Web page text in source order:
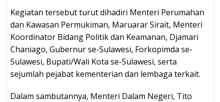
Kegiatan tersebut turut dihadiri Menteri Perumahan
dan Kawasan Permukiman, Maruarar Sirait, Menteri
Koordinator Bidang Politik dan Keamanan, Djamari
Chaniago, Gubernur se-Sulawesi, Forkopimda se-
Sulawesi, Bupati/Wali Kota se-Sulawesi, serta
sejumlah pejabat kementerian dan lembaga terkait.
Dalam sambutannya, Menteri Dalam Negeri, Tito